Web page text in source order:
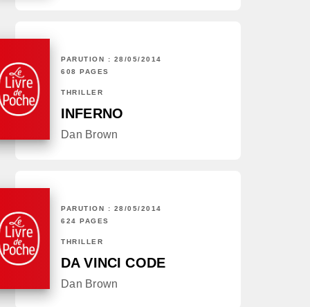
PARUTION : 28/05/2014
608 PAGES
THRILLER
INFERNO
Dan Brown
PARUTION : 28/05/2014
624 PAGES
THRILLER
DA VINCI CODE
Dan Brown